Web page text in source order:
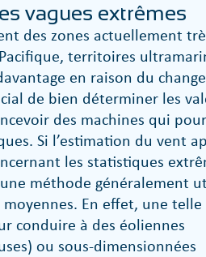
vagues extrêmes
des zones actuellement
territoires
en raison du
de bien déterminer les
des machines qui
Si l’estimation du vent
les statistiques
méthode généralement
En effet, une telle
conduire à des éoliennes
ou sous-dimensionnées